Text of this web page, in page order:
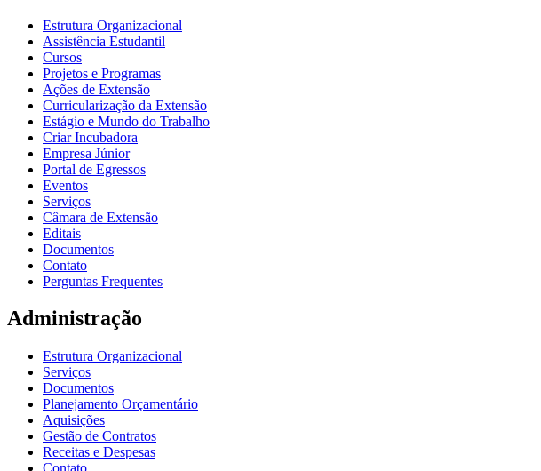
Estrutura Organizacional
Assistência Estudantil
Cursos
Projetos e Programas
Ações de Extensão
Curricularização da Extensão
Estágio e Mundo do Trabalho
Criar Incubadora
Empresa Júnior
Portal de Egressos
Eventos
Serviços
Câmara de Extensão
Editais
Documentos
Contato
Perguntas Frequentes
Administração
Estrutura Organizacional
Serviços
Documentos
Planejamento Orçamentário
Aquisições
Gestão de Contratos
Receitas e Despesas